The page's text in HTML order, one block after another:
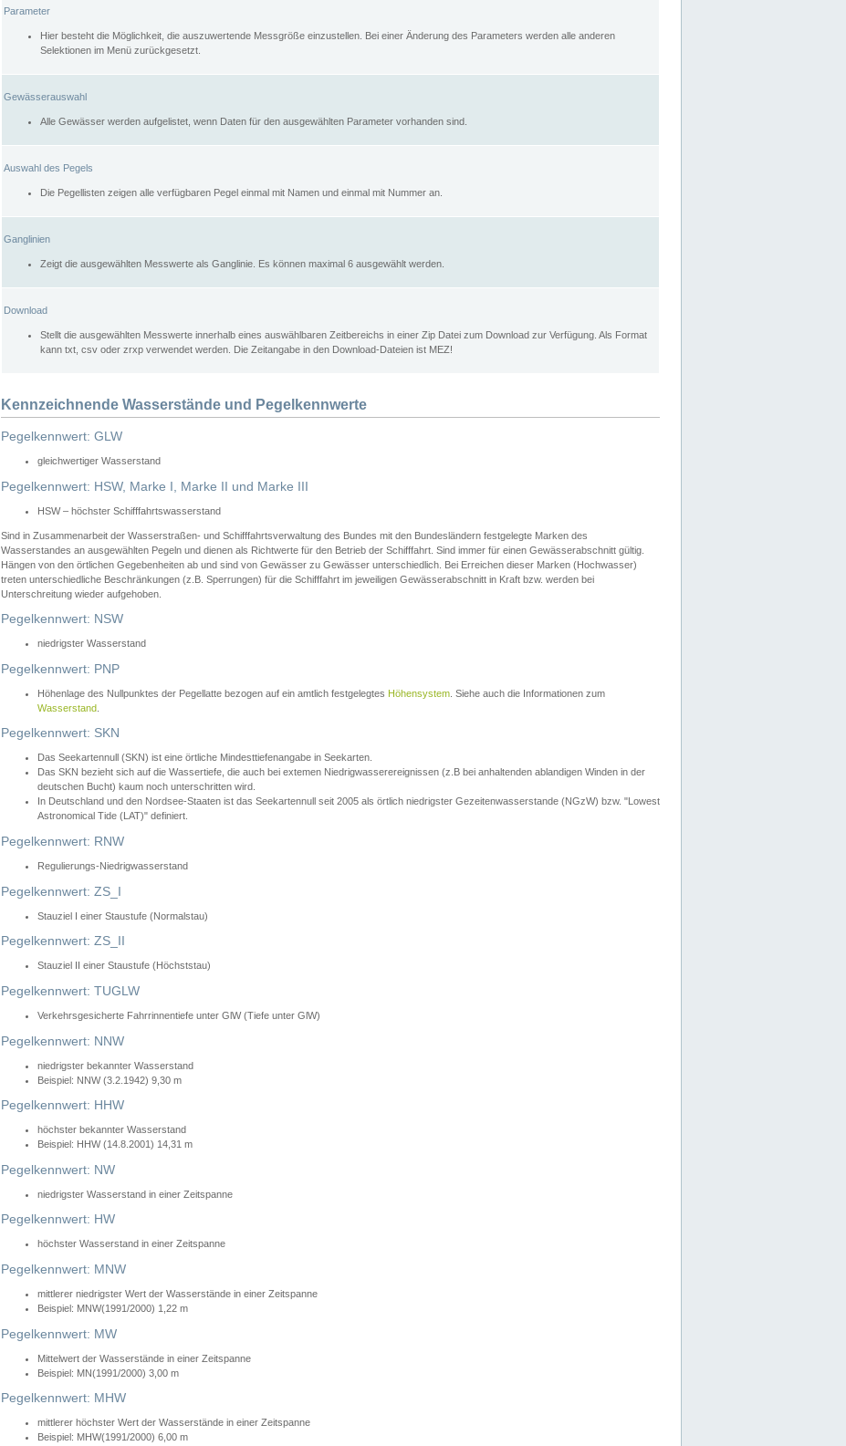
Parameter
Hier besteht die Möglichkeit, die auszuwertende Messgröße einzustellen. Bei einer Änderung des Parameters werden alle anderen
Selektionen im Menü zurückgesetzt.
Gewässerauswahl
Alle Gewässer werden aufgelistet, wenn Daten für den ausgewählten Parameter vorhanden sind.
Auswahl des Pegels
Die Pegellisten zeigen alle verfügbaren Pegel einmal mit Namen und einmal mit Nummer an.
Ganglinien
Zeigt die ausgewählten Messwerte als Ganglinie. Es können maximal 6 ausgewählt werden.
Download
Stellt die ausgewählten Messwerte innerhalb eines auswählbaren Zeitbereichs in einer Zip Datei zum Download zur Verfügung. Als Format
kann txt, csv oder zrxp verwendet werden. Die Zeitangabe in den Download-Dateien ist MEZ!
Kennzeichnende Wasserstände und Pegelkennwerte
Pegelkennwert: GLW
gleichwertiger Wasserstand
Pegelkennwert: HSW, Marke I, Marke II und Marke III
HSW – höchster Schifffahrtswasserstand
Sind in Zusammenarbeit der Wasserstraßen- und Schifffahrtsverwaltung des Bundes mit den Bundesländern festgelegte Marken des
Wasserstandes an ausgewählten Pegeln und dienen als Richtwerte für den Betrieb der Schifffahrt. Sind immer für einen Gewässerabschnitt gültig.
Hängen von den örtlichen Gegebenheiten ab und sind von Gewässer zu Gewässer unterschiedlich. Bei Erreichen dieser Marken (Hochwasser)
treten unterschiedliche Beschränkungen (z.B. Sperrungen) für die Schifffahrt im jeweiligen Gewässerabschnitt in Kraft bzw. werden bei
Unterschreitung wieder aufgehoben.
Pegelkennwert: NSW
niedrigster Wasserstand
Pegelkennwert: PNP
Höhenlage des Nullpunktes der Pegellatte bezogen auf ein amtlich festgelegtes Höhensystem . Siehe auch die Informationen zum
Wasserstand
Pegelkennwert: SKN
Das Seekartennull (SKN) ist eine örtliche Mindesttiefenangabe in Seekarten.
Das SKN bezieht sich auf die Wassertiefe, die auch bei extemen Niedrigwasserereignissen (z.B bei anhaltenden ablandigen Winden in der
deutschen Bucht) kaum noch unterschritten wird.
In Deutschland und den Nordsee-Staaten ist das Seekartennull seit 2005 als örtlich niedrigster Gezeitenwasserstande (NGzW) bzw. "Lowest
Astronomical Tide (LAT)" definiert.
Pegelkennwert: RNW
Regulierungs-Niedrigwasserstand
Pegelkennwert: ZS_I
Stauziel I einer Staustufe (Normalstau)
Pegelkennwert: ZS_II
Stauziel II einer Staustufe (Höchststau)
Pegelkennwert: TUGLW
Verkehrsgesicherte Fahrrinnentiefe unter GlW (Tiefe unter GlW)
Pegelkennwert: NNW
niedrigster bekannter Wasserstand
Beispiel: NNW (3.2.1942) 9,30 m
Pegelkennwert: HHW
höchster bekannter Wasserstand
Beispiel: HHW (14.8.2001) 14,31 m
Pegelkennwert: NW
niedrigster Wasserstand in einer Zeitspanne
Pegelkennwert: HW
höchster Wasserstand in einer Zeitspanne
Pegelkennwert: MNW
mittlerer niedrigster Wert der Wasserstände in einer Zeitspanne
Beispiel: MNW(1991/2000) 1,22 m
Pegelkennwert: MW
Mittelwert der Wasserstände in einer Zeitspanne
Beispiel: MN(1991/2000) 3,00 m
Pegelkennwert: MHW
mittlerer höchster Wert der Wasserstände in einer Zeitspanne
Beispiel: MHW(1991/2000) 6,00 m